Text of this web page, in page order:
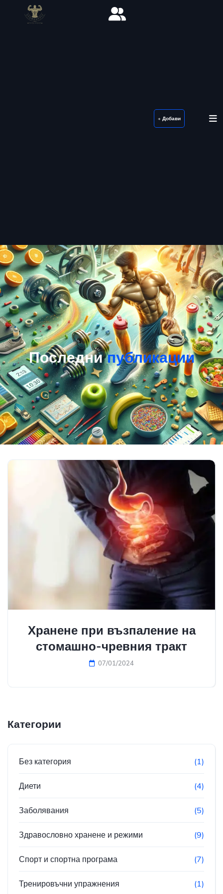
+ Добави
Последнипубликации
Хранене при възпаление на
стомашно-чревния тракт
07/01/2024
Категории
Без категория (1)
Диети (4)
Заболявания (5)
Здравословно хранене и режими (9)
Спорт и спортна програма (7)
Тренировъчни упражнения (1)